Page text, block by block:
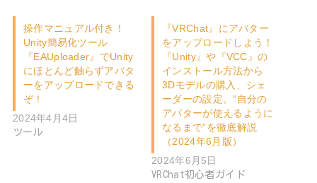
操作マニュアル付き！
Unity簡易化ツール
『EAUploader』でUnity
にほとんど触らずアバタ
ーをアップロードできる
ぞ！
2024年4月4日
ツール
『VRChat』にアバター
をアップロードしよう！
『Unity』や『VCC』の
インストール方法から
3Dモデルの購入、シェ
ーダーの設定。“自分の
アバターが使えるように
なるまで”を徹底解説
（2024年6月版）
2024年6月5日
VRChat初心者ガイド